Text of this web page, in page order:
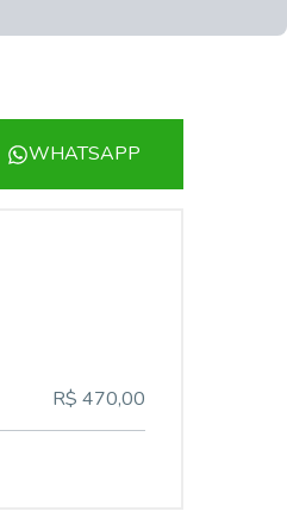
WHATSAPP
R$ 470,00